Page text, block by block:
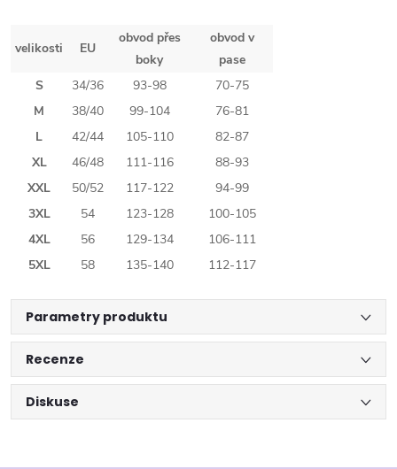
velikosti EU
obvod přes
boky
obvod v
pase
S
34/36 93-98
70-75
M
38/40 99-104
76-81
L
42/44 105-110
82-87
XL
46/48 111-116
88-93
XXL
50/52 117-122
94-99
3XL
54 123-128
100-105
4XL
56 129-134
106-111
5XL
58 135-140 112-117
Parametry produktu
Recenze
Diskuse